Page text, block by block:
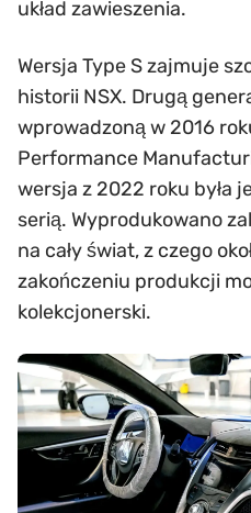
układ zawieszenia.
Wersja Type S zajmuje
historii NSX. Drugą
wprowadzoną w 2016
Performance
wersja z 2022 roku była
serią. Wyprodukowano
na cały świat, z czego
zakończeniu produkcji
kolekcjonerski.